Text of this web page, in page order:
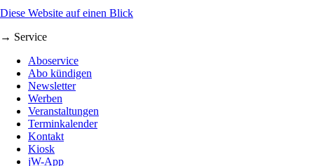
Diese Website auf einen Blick
→ Service
Aboservice
Abo kündigen
Newsletter
Werben
Veranstaltungen
Terminkalender
Kontakt
Kiosk
jW-App